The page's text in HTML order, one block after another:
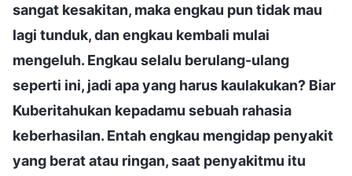
sangat kesakitan, maka engkau pun tidak mau
lagi tunduk, dan engkau kembali mulai
mengeluh. Engkau selalu berulang-ulang
seperti ini, jadi apa yang harus kaulakukan? Biar
Kuberitahukan kepadamu sebuah rahasia
keberhasilan. Entah engkau mengidap penyakit
yang berat atau ringan, saat penyakitmu itu